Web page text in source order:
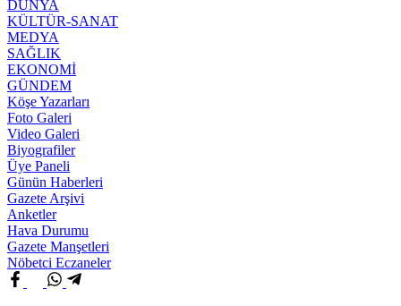
DÜNYA
KÜLTÜR-SANAT
MEDYA
SAĞLIK
EKONOMİ
GÜNDEM
Köşe Yazarları
Foto Galeri
Video Galeri
Biyografiler
Üye Paneli
Günün Haberleri
Gazete Arşivi
Anketler
Hava Durumu
Gazete Manşetleri
Nöbetci Eczaneler